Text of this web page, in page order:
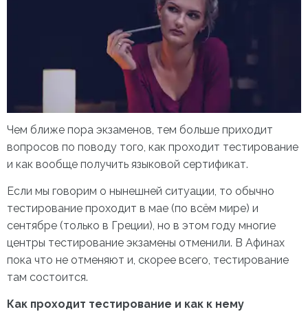
Чем ближе пора экзаменов, тем больше приходит
вопросов по поводу того, как проходит тестирование
и как вообще получить языковой сертификат.
Если мы говорим о нынешней ситуации, то обычно
тестирование проходит в мае (по всём мире) и
сентябре (только в Греции), но в этом году многие
центры тестирование экзамены отменили. В Афинах
пока что не отменяют и, скорее всего, тестирование
там состоится.
Как проходит тестирование и как к нему